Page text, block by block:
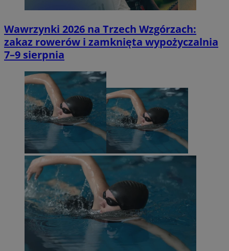
Wawrzynki 2026 na Trzech Wzgórzach:
zakaz rowerów i zamknięta wypożyczalnia
7–9 sierpnia